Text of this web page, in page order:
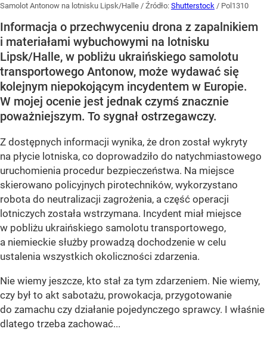
Samolot Antonow na lotnisku Lipsk/Halle / Źródło: Shutterstock / Pol1310
Informacja o przechwyceniu drona z zapalnikiem
i materiałami wybuchowymi na lotnisku
Lipsk/Halle, w pobliżu ukraińskiego samolotu
transportowego Antonow, może wydawać się
kolejnym niepokojącym incydentem w Europie.
W mojej ocenie jest jednak czymś znacznie
poważniejszym. To sygnał ostrzegawczy.
Z dostępnych informacji wynika, że dron został wykryty
na płycie lotniska, co doprowadziło do natychmiastowego
uruchomienia procedur bezpieczeństwa. Na miejsce
skierowano policyjnych pirotechników, wykorzystano
robota do neutralizacji zagrożenia, a część operacji
lotniczych została wstrzymana. Incydent miał miejsce
w pobliżu ukraińskiego samolotu transportowego,
a niemieckie służby prowadzą dochodzenie w celu
ustalenia wszystkich okoliczności zdarzenia.
Nie wiemy jeszcze, kto stał za tym zdarzeniem. Nie wiemy,
czy był to akt sabotażu, prowokacja, przygotowanie
do zamachu czy działanie pojedynczego sprawcy. I właśnie
dlatego trzeba zachować...